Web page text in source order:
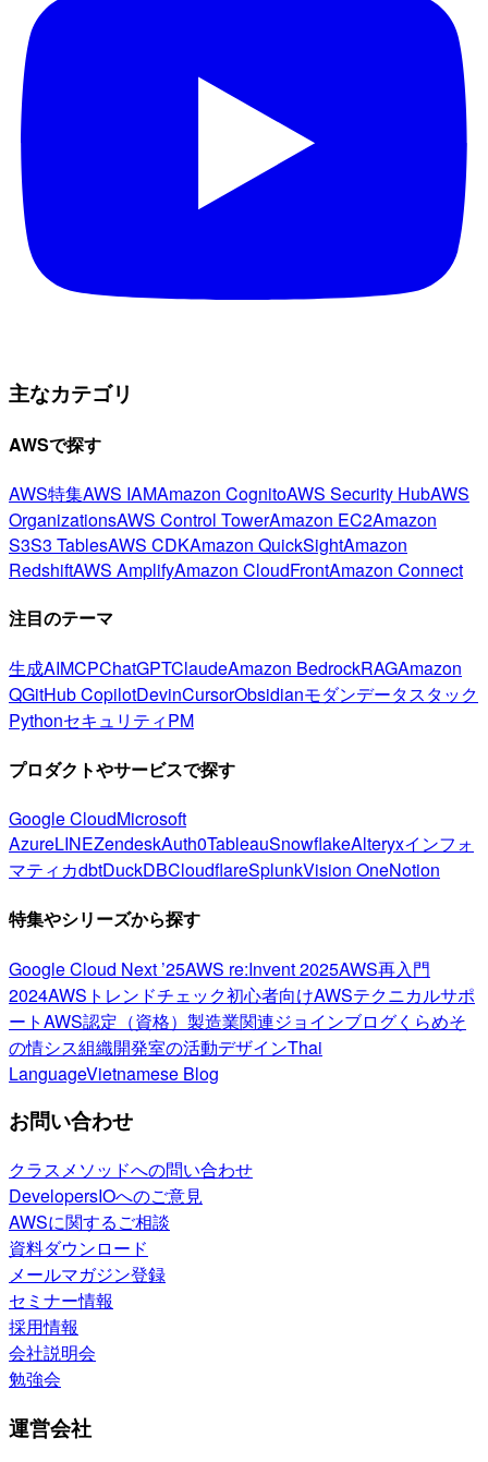
主なカテゴリ
AWSで探す
AWS特集AWS IAMAmazon CognitoAWS Security HubAWS
OrganizationsAWS Control TowerAmazon EC2Amazon
S3S3 TablesAWS CDKAmazon QuickSightAmazon
RedshiftAWS AmplifyAmazon CloudFrontAmazon Connect
注目のテーマ
生成AIMCPChatGPTClaudeAmazon BedrockRAGAmazon
QGitHub CopilotDevinCursorObsidianモダンデータスタック
PythonセキュリティPM
プロダクトやサービスで探す
Google CloudMicrosoft
AzureLINEZendeskAuth0TableauSnowflakeAlteryxインフォ
マティカdbtDuckDBCloudflareSplunkVision OneNotion
特集やシリーズから探す
Google Cloud Next ’25AWS re:Invent 2025AWS再入門
2024AWSトレンドチェック初心者向けAWSテクニカルサポ
ートAWS認定（資格） 製造業関連ジョインブログくらめそ
の情シス組織開発室の活動デザインThai
LanguageVietnamese Blog
お問い合わせ
クラスメソッドへの問い合わせ
DevelopersIOへのご意見
AWSに関するご相談
資料ダウンロード
メールマガジン登録
セミナー情報
採用情報
会社説明会
勉強会
運営会社